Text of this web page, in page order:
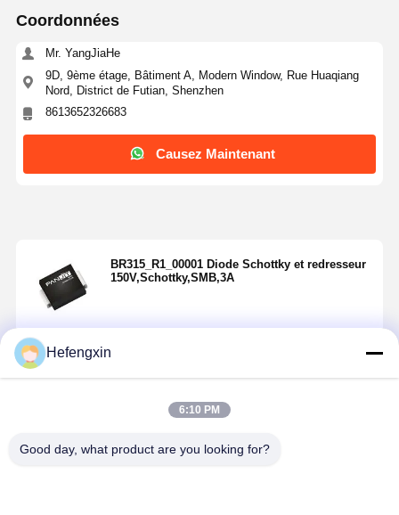
Coordonnées
Mr. YangJiaHe
9D, 9ème étage, Bâtiment A, Modern Window, Rue Huaqiang
Nord, District de Futian, Shenzhen
8613652326683
Causez Maintenant
BR315_R1_00001 Diode Schottky et redresseur
150V,Schottky,SMB,3A
Produits Recommandés
Hefengxin
6:10 PM
Good day, what product are you looking for?